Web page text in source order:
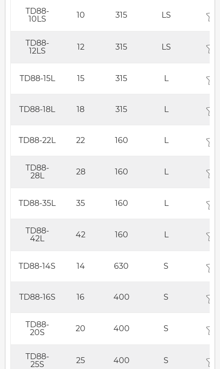
TD88-
10LS
10 315 LS
TD88-
12LS
12 315 LS
TD88-15L 15 315 L
TD88-18L 18 315 L
TD88-22L 22 160 L
TD88-
28L
28 160 L
TD88-35L 35 160 L
TD88-
42L
42 160 L
TD88-14S 14 630 S
TD88-16S 16 400 S
TD88-
20S
20 400 S
TD88-
25S
25 400 S